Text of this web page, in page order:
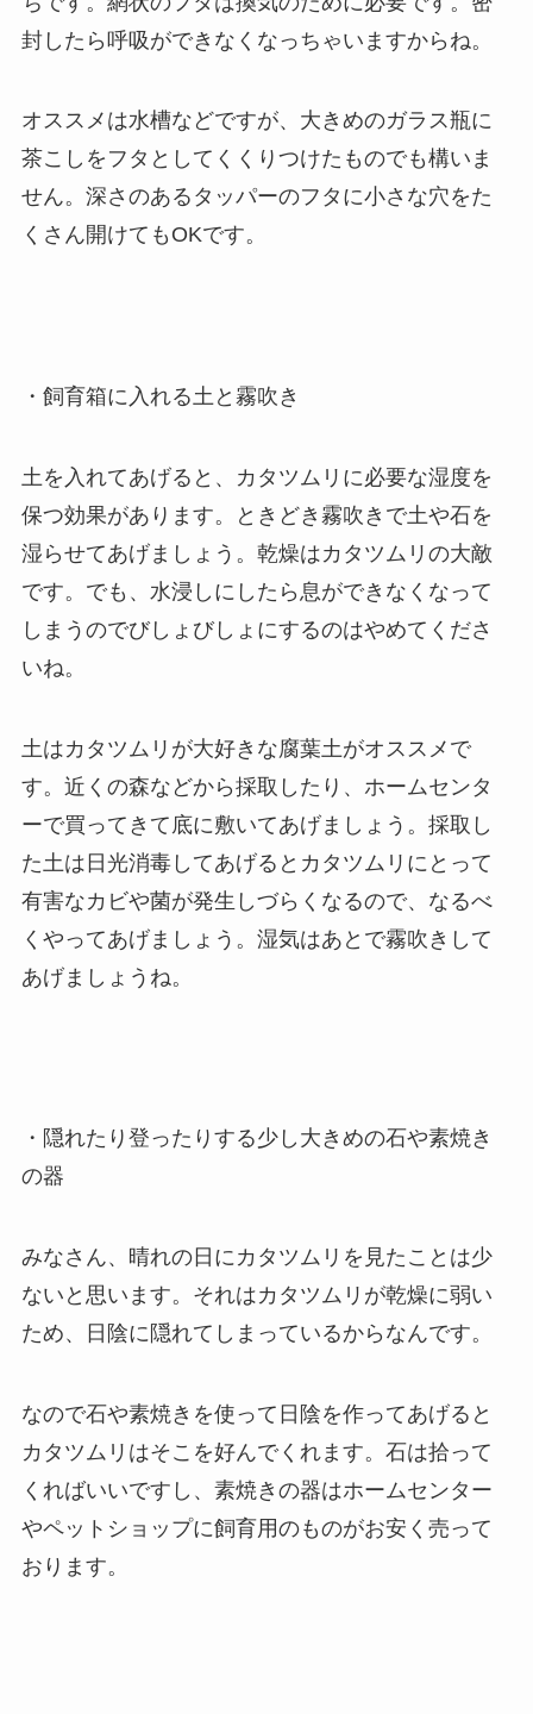
封したら呼吸ができなくなっちゃいますからね。
オススメは水槽などですが、大きめのガラス瓶に
茶こしをフタとしてくくりつけたものでも構いま
せん。深さのあるタッパーのフタに小さな穴をた
くさん開けてもOKです。
・飼育箱に入れる土と霧吹き
土を入れてあげると、カタツムリに必要な湿度を
保つ効果があります。ときどき霧吹きで土や石を
湿らせてあげましょう。乾燥はカタツムリの大敵
です。でも、水浸しにしたら息ができなくなって
しまうのでびしょびしょにするのはやめてくださ
いね。
土はカタツムリが大好きな腐葉土がオススメで
す。近くの森などから採取したり、ホームセンタ
ーで買ってきて底に敷いてあげましょう。採取し
た土は日光消毒してあげるとカタツムリにとって
有害なカビや菌が発生しづらくなるので、なるべ
くやってあげましょう。湿気はあとで霧吹きして
あげましょうね。
・隠れたり登ったりする少し大きめの石や素焼き
の器
みなさん、晴れの日にカタツムリを見たことは少
ないと思います。それはカタツムリが乾燥に弱い
ため、日陰に隠れてしまっているからなんです。
なので石や素焼きを使って日陰を作ってあげると
カタツムリはそこを好んでくれます。石は拾って
くればいいですし、素焼きの器はホームセンター
やペットショップに飼育用のものがお安く売って
おります。